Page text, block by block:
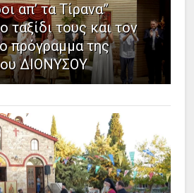
απ’ τα Τίρανα”
ταξίδι τους και τον
πρόγραμμα της
ΔΙΟΝΥΣΟΥ